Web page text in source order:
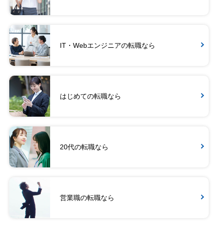
IT・Webエンジニアの転職なら
はじめての転職なら
20代の転職なら
営業職の転職なら